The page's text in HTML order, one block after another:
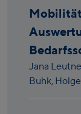
Jana
Buhk,